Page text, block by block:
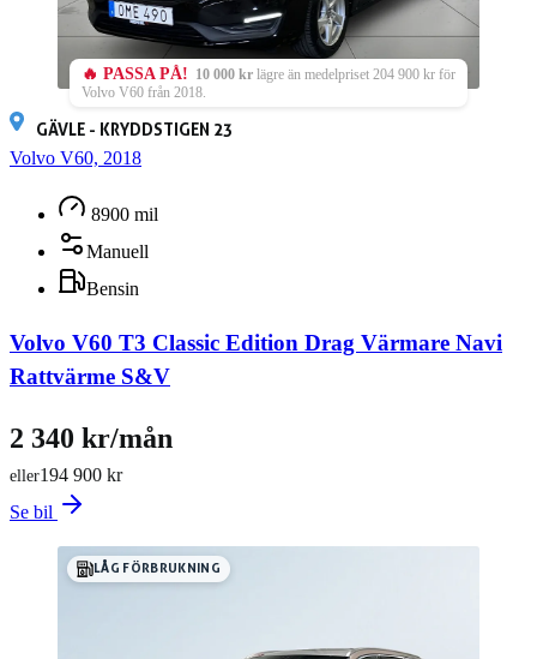
🔥 PASSA PÅ! 10 000 kr lägre än medelpriset 204 900 kr för
Volvo V60 från 2018.
GÄVLE - KRYDDSTIGEN 23
Volvo V60, 2018
8900 mil
Manuell
Bensin
Volvo V60 T3 Classic Edition Drag Värmare Navi
Rattvärme S&V
194 900 kr
eller
2 340 kr/mån
Se bil
LÅG FÖRBRUKNING